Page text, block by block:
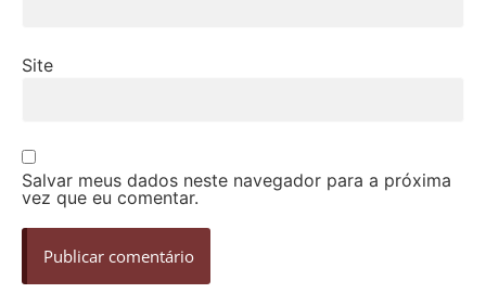
Site
Salvar meus dados neste navegador para a próxima
vez que eu comentar.